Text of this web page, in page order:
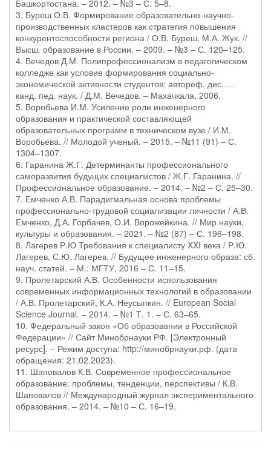
Башкортостана. – 2012. – №3 – С. 5–8.
3. Буреш О.В. Формирование образовательно-научно-
производственных кластеров как стратегия повышения
конкурентоспособности региона / О.В. Буреш, М.А. Жук. //
Высш. образование в России. – 2009. – №3 – С. 120–125.
4. Вечедов Д.М. Полипрофессионализм в педагогическом
колледже как условие формирования социально-
экономической активности студентов: автореф. дис. …
канд. пед. наук. / Д.М. Вечедов. – Махачкала, 2006.
5. Воробьева И.М. Усиление роли инженерного
образования и практической составляющей
образовательных программ в техническом вузе / И.М.
Воробьева. // Молодой ученый. – 2015. – №11 (91) – С.
1304–1307.
6. Гаранина Ж.Г. Детерминанты профессионального
саморазвития будущих специалистов / Ж.Г. Гаранина. //
Профессиональное образование. – 2014. – №2 – С. 25–30.
7. Емченко А.В. Парадигмальная основа проблемы
профессионально-трудовой социализации личности / А.В.
Емченко, Д.А. Горбачев, О.И. Ворожейкина. // Мир науки,
культуры и образования. – 2021. – №2 (87) – С. 196–198.
8. Лагерев Р.Ю Требования к специалисту XXI века / Р.Ю.
Лагерев, С.Ю. Лагерев. // Будущее инженерного образа: сб.
науч. статей. – М.: МГТУ, 2016 – С. 11–15.
9. Пролетарский А.В. Особенности использования
современных информационных технологий в образовании
/ А.В. Пролетарский, К.А. Неусыпкин. // European Social
Science Journal. – 2014. – №1 Т. 1. – С. 63–65.
10. Федеральный закон «Об образовании в Российской
Федерации» // Сайт Минобрнауки РФ. [Электронный
ресурс]. − Режим доступа: http://минобрнауки.рф. (дата
обращения: 21.02.2023).
11. Шаповалов К.В. Современное профессиональное
образование: проблемы, тенденции, перспективы / К.В.
Шаповалов // Международный журнал экспериментального
образования. – 2014. – №10 – С. 16–19.